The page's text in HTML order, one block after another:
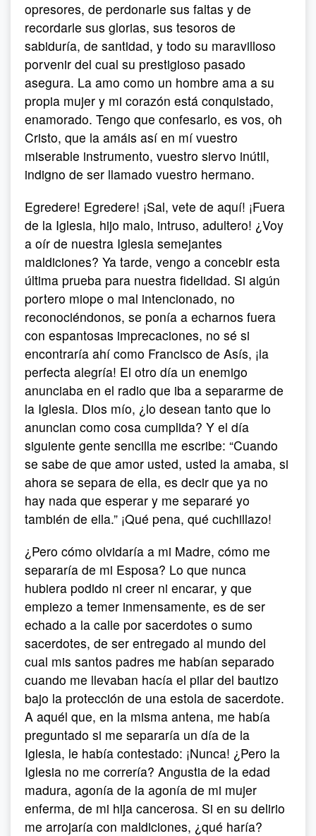
opresores, de perdonarle sus faltas y de
recordarle sus glorias, sus tesoros de
sabiduría, de santidad, y todo su maravilloso
porvenir del cual su prestigioso pasado
asegura. La amo como un hombre ama a su
propia mujer y mi corazón está conquistado,
enamorado. Tengo que confesarlo, es vos, oh
Cristo, que la amáis así en mí vuestro
miserable instrumento, vuestro siervo inútil,
indigno de ser llamado vuestro hermano.
Egredere! Egredere! ¡Sal, vete de aquí! ¡Fuera
de la Iglesia, hijo malo, intruso, adultero! ¿Voy
a oír de nuestra Iglesia semejantes
maldiciones? Ya tarde, vengo a concebir esta
última prueba para nuestra fidelidad. Si algún
portero miope o mal intencionado, no
reconociéndonos, se ponía a echarnos fuera
con espantosas imprecaciones, no sé si
encontraría ahí como Francisco de Asís, ¡la
perfecta alegría! El otro día un enemigo
anunciaba en el radio que iba a separarme de
la Iglesia. Dios mío, ¿lo desean tanto que lo
anuncian como cosa cumplida? Y el día
siguiente gente sencilla me escribe: “Cuando
se sabe de que amor usted, usted la amaba, si
ahora se separa de ella, es decir que ya no
hay nada que esperar y me separaré yo
también de ella.” ¡Qué pena, qué cuchillazo!
¿Pero cómo olvidaría a mi Madre, cómo me
separaría de mi Esposa? Lo que nunca
hubiera podido ni creer ni encarar, y que
empiezo a temer inmensamente, es de ser
echado a la calle por sacerdotes o sumo
sacerdotes, de ser entregado al mundo del
cual mis santos padres me habían separado
cuando me llevaban hacía el pilar del bautizo
bajo la protección de una estola de sacerdote.
A aquél que, en la misma antena, me había
preguntado si me separaría un día de la
Iglesia, le había contestado: ¡Nunca! ¿Pero la
Iglesia no me correría? Angustia de la edad
madura, agonía de la agonía de mi mujer
enferma, de mi hija cancerosa. Si en su delirio
me arrojaría con maldiciones, ¿qué haría?